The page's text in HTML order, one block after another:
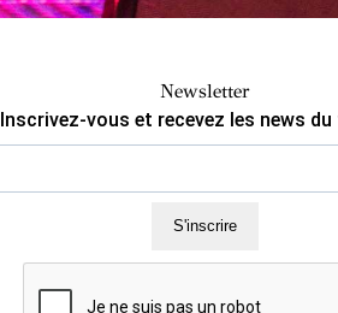
Newsletter
Inscrivez-vous et recevez les news du
S'inscrire